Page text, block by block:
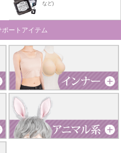
など)
ポートアイテム